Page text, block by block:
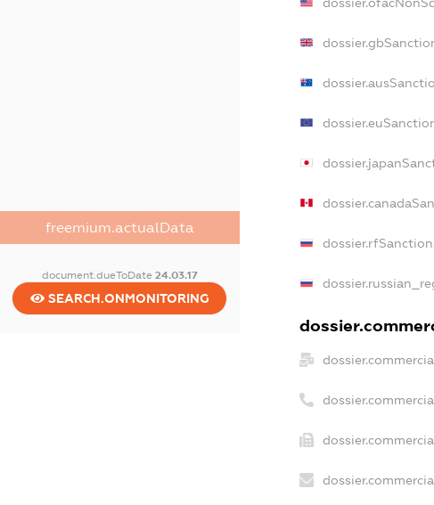
freemium.actualData
document.dueToDate 24.03.17
SEARCH.ONMONITORING